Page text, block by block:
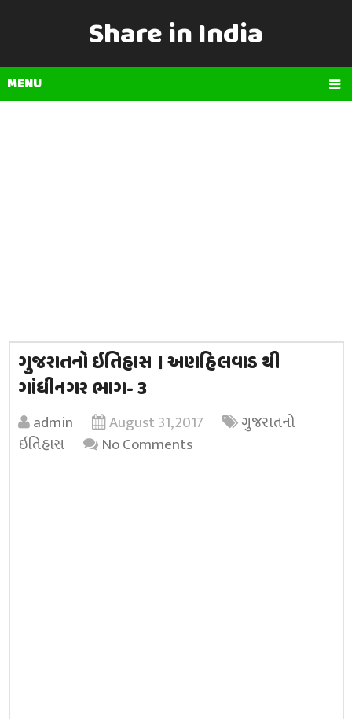
Share in India
MENU
ગુજરાતનો ઇતિહાસ । અણહિલવાડ થી
ગાંધીનગર ભાગ- 3
admin August 31, 2017
ગુજરાતનો
ઇતિહાસ
No Comments